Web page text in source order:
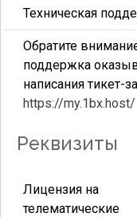
Техническая
Обратите
поддержка
написания тикет-
https://my.1bx.host/
Реквизиты
Лицензия на
телематические